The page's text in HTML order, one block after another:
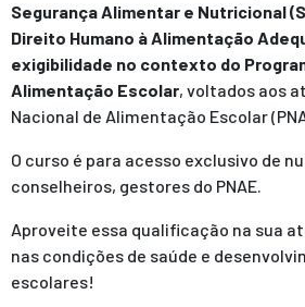
Segurança Alimentar e Nutricional
Direito Humano à Alimentação
exigibilidade no contexto do
Alimentação Escolar, voltados aos
Nacional de Alimentação Escolar
O curso é para acesso exclusivo de
conselheiros, gestores do PNAE.
Aproveite essa qualificação na sua
nas condições de saúde e
escolares!